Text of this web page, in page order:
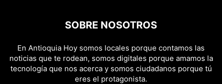
SOBRE NOSOTROS
En Antioquia Hoy somos locales porque contamos las
noticias que te rodean, somos digitales porque amamos la
tecnología que nos acerca y somos ciudadanos porque tú
eres el protagonista.